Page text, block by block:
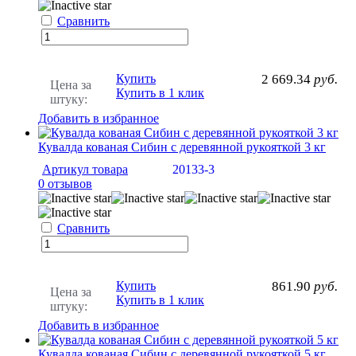
Сравнить
Цена за
штуку:
2 669.34 руб.
Купить
Купить в 1 клик
Добавить в избранное
Кувалда кованая Сибин с деревянной рукояткой 3 кг
Артикул товара
20133-3
0 отзывов
Сравнить
Цена за
штуку:
861.90 руб.
Купить
Купить в 1 клик
Добавить в избранное